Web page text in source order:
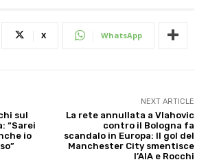
X WhatsApp
sul
“Sarei
io
NEXT ARTICLE
La rete annullata a Vlahovic
contro il Bologna fa
scandalo in Europa: Il gol del
Manchester City smentisce
l’AIA e Rocchi